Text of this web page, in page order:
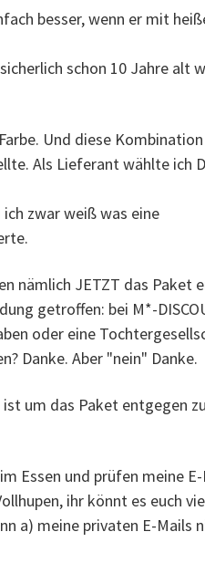
besser, wenn er mit
schon 10 Jahre alt
Und diese
Als Lieferant wählte ich
zwar weiß was eine
nämlich JETZT das Paket
getroffen: bei M*-
oder eine
Danke. Aber "nein" Danke.
um das Paket entgegen zu
Essen und prüfen meine E-
ihr könnt es euch
a) meine privaten E-Mails